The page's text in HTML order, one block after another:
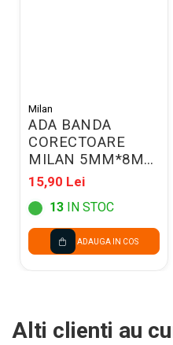
Milan
ADA BANDA
CORECTOARE
MILAN 5MM*8M
80185
15,90 Lei
13 IN STOC
ADAUGA IN COS
Alti clienti au